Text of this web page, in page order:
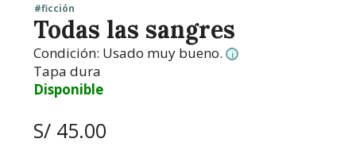
#ficción
Todas las sangres
Condición: Usado muy bueno. i
Tapa dura
Disponible
S/ 45.00